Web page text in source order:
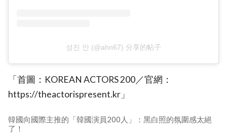
성진 안 (@ahn67) 分享的帖子
「首圖：KOREAN ACTORS 200／官網：
https://theactorispresent.kr」
韓國向國際主推的「韓國演員200人」：黑白照的氛圍感太絕
了！